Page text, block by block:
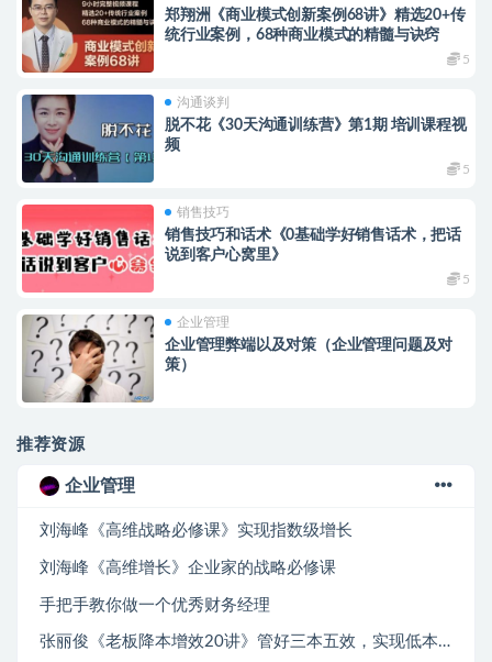
郑翔洲《商业模式创新案例68讲》精选20+传
统行业案例，68种商业模式的精髓与诀窍
5
沟通谈判
脱不花《30天沟通训练营》第1期 培训课程视
频
5
销售技巧
销售技巧和话术《0基础学好销售话术，把话
说到客户心窝里》
5
企业管理
企业管理弊端以及对策（企业管理问题及对
策）
推荐资源
企业管理
刘海峰《高维战略必修课》实现指数级增长
刘海峰《高维增长》企业家的战略必修课
手把手教你做一个优秀财务经理
张丽俊《老板降本增效20讲》管好三本五效，实现低本高效